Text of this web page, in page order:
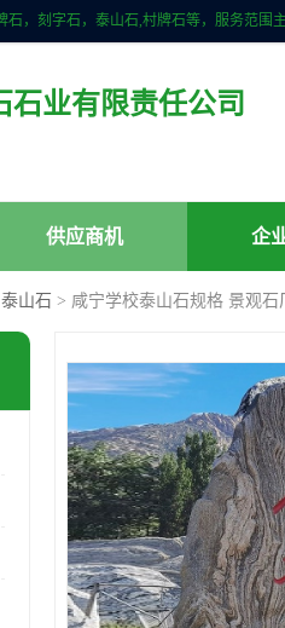
石业有限责任公司
供应商机 企
泰山石 > 咸宁学校泰山石规格 景观